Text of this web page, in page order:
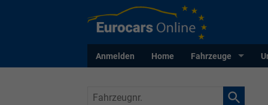
Anmelden Home Fahrzeuge
Fahrzeugnr.